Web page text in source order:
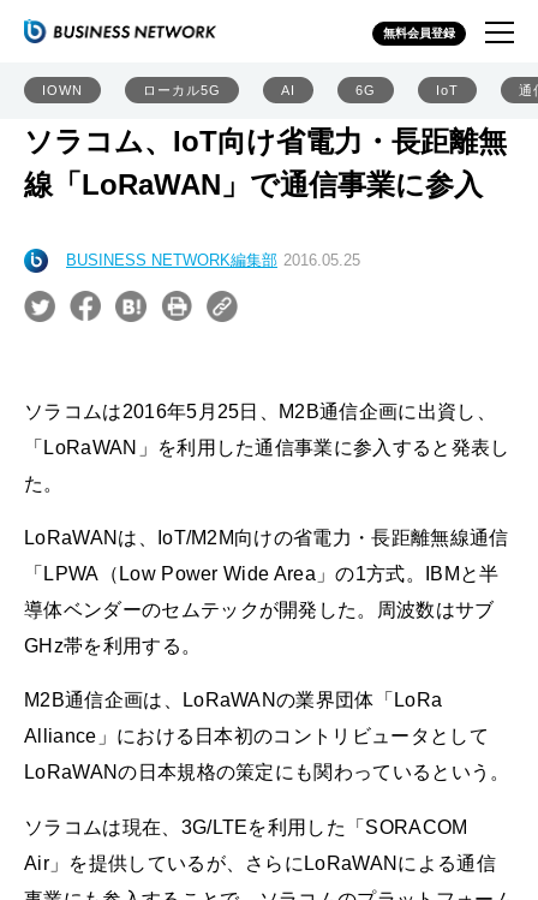
無料会員登録
IOWN ローカル5G AI 6G IoT 通
ソラコム、IoT向け省電力・長距離無
線「LoRaWAN」で通信事業に参入
BUSINESS NETWORK編集部 2016.05.25
ソラコムは2016年5月25日、M2B通信企画に出資し、
「LoRaWAN」を利用した通信事業に参入すると発表し
た。
LoRaWANは、IoT/M2M向けの省電力・長距離無線通信
「LPWA（Low Power Wide Area」の1方式。IBMと半
導体ベンダーのセムテックが開発した。周波数はサブ
GHz帯を利用する。
M2B通信企画は、LoRaWANの業界団体「LoRa
Alliance」における日本初のコントリビュータとして
LoRaWANの日本規格の策定にも関わっているという。
ソラコムは現在、3G/LTEを利用した「SORACOM
Air」を提供しているが、さらにLoRaWANによる通信